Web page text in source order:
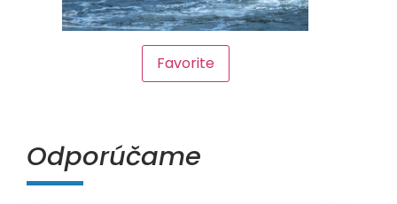
Favorite
Odporúčame